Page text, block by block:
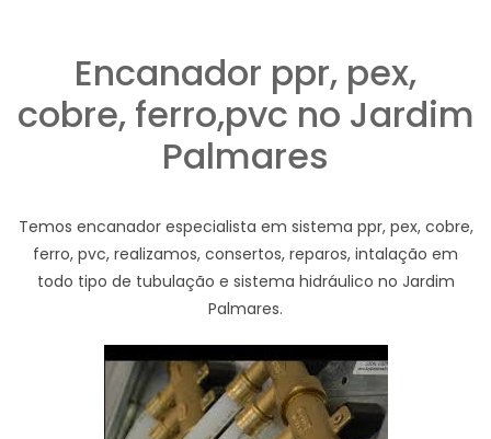
Encanador ppr, pex,
cobre, ferro,pvc no Jardim
Palmares
Temos encanador especialista em sistema ppr, pex, cobre,
ferro, pvc, realizamos, consertos, reparos, intalação em
todo tipo de tubulação e sistema hidráulico no Jardim
Palmares.